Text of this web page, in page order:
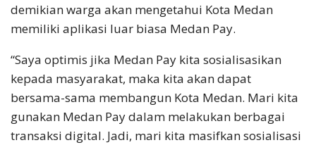
demikian warga akan mengetahui Kota Medan
memiliki aplikasi luar biasa Medan Pay.
“Saya optimis jika Medan Pay kita sosialisasikan
kepada masyarakat, maka kita akan dapat
bersama-sama membangun Kota Medan. Mari kita
gunakan Medan Pay dalam melakukan berbagai
transaksi digital. Jadi, mari kita masifkan sosialisasi